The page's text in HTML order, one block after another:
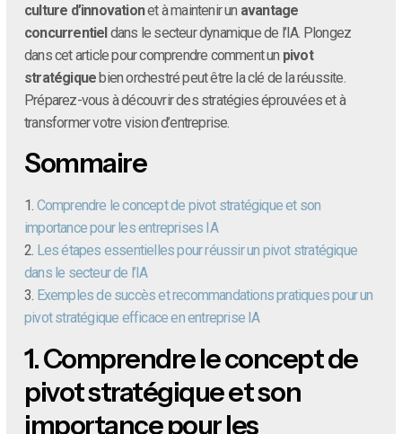
culture d’innovationet à maintenir un avantage
concurrentieldans le secteur dynamique de l’IA. Plongez
dans cet article pour comprendre comment un pivot
stratégiquebien orchestré peut être la clé de la réussite.
Préparez-vous à découvrir des stratégies éprouvées et à
transformer votre vision d’entreprise.
Sommaire
1. Comprendre le concept de pivot stratégique et son
importance pour les entreprises IA
2. Les étapes essentielles pour réussir un pivot stratégique
dans le secteur de l’IA
3. Exemples de succès et recommandations pratiques pour un
pivot stratégique efficace en entreprise IA
1.Comprendre le concept de
pivot stratégique et son
importance pour les